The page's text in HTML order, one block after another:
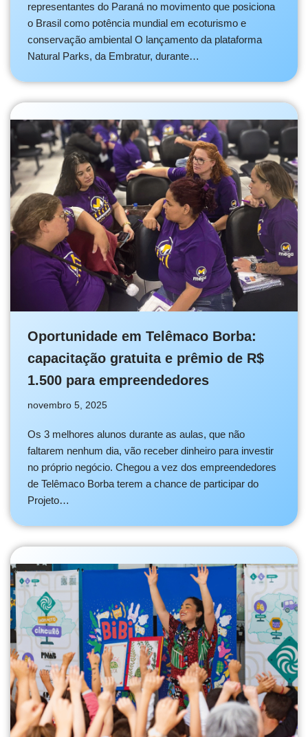
representantes do Paraná no movimento que posiciona
o Brasil como potência mundial em ecoturismo e
conservação ambiental O lançamento da plataforma
Natural Parks, da Embratur, durante…
Oportunidade em Telêmaco Borba:
capacitação gratuita e prêmio de R$
1.500 para empreendedores
novembro 5, 2025
Os 3 melhores alunos durante as aulas, que não
faltarem nenhum dia, vão receber dinheiro para investir
no próprio negócio. Chegou a vez dos empreendedores
de Telêmaco Borba terem a chance de participar do
Projeto…